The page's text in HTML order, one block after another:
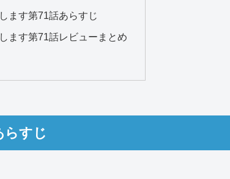
ます第71話あらすじ
ます第71話レビューまとめ
らすじ